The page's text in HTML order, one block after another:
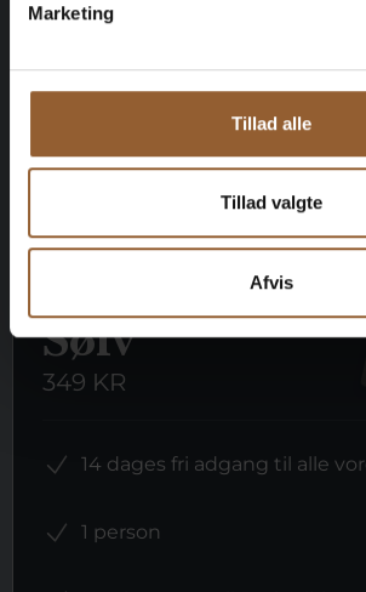
Marketing
Tillad alle
Tillad valgte
Afvis
Medlemsfordel hos Universe
Mere info
Sølv
349 KR
14 dages fri adgang til alle
1 person